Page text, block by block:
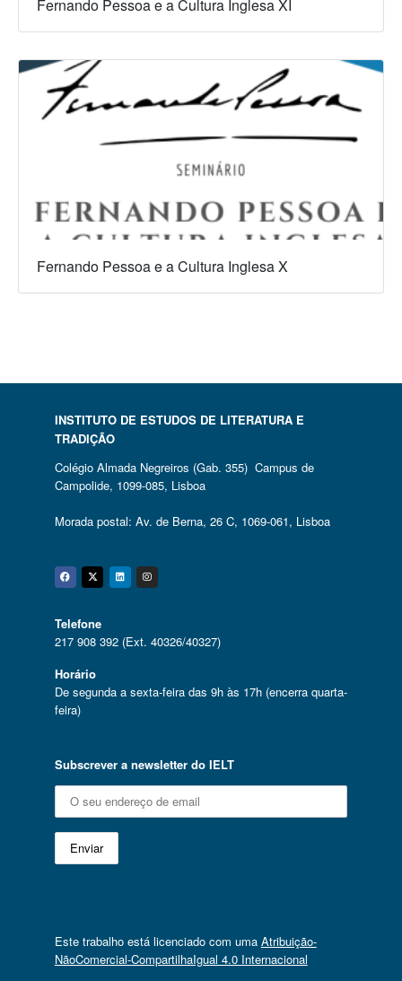
Fernando Pessoa e a Cultura Inglesa XI
Fernando Pessoa e a Cultura Inglesa X
INSTITUTO DE ESTUDOS DE LITERATURA E
TRADIÇÃO
Colégio Almada Negreiros (Gab. 355) Campus de
Campolide, 1099-085, Lisboa
Morada postal: Av. de Berna, 26 C, 1069-061, Lisboa
Facebook
Twitter
Linkedin
Instagram
Telefone
217 908 392 (Ext. 40326/40327)
Horário
De segunda a sexta-feira das 9h às 17h (encerra quarta-
feira)
Subscrever a newsletter do IELT
Este trabalho está licenciado com uma Atribuição-
NãoComercial-CompartilhaIgual 4.0 Internacional